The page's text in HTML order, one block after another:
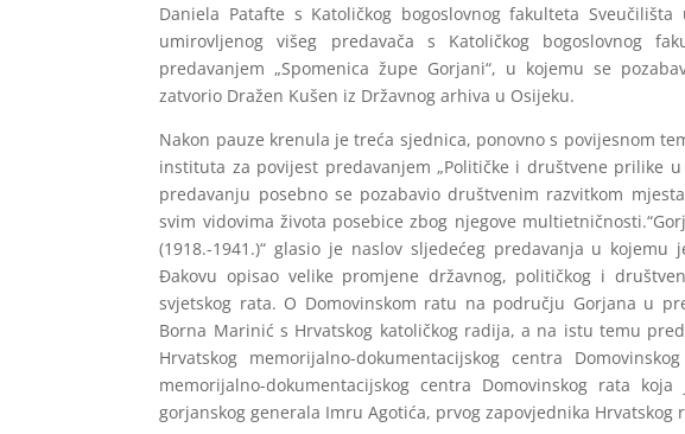
Daniela Patafte s Katoličkog bogoslovnog fakulteta
umirovljenog višeg predavača s Katoličkog bogoslovnog
predavanjem „Spomenica župe Gorjani“, u kojemu se
zatvorio Dražen Kušen iz Državnog arhiva u Osijeku.
Nakon pauze krenula je treća sjednica, ponovno s povijesnom
instituta za povijest predavanjem „Političke i društvene prilike
predavanju posebno se pozabavio društvenim razvitkom
svim vidovima života posebice zbog njegove
(1918.-1941.)“ glasio je naslov sljedećeg predavanja u
Đakovu opisao velike promjene državnog, političkog i
svjetskog rata. O Domovinskom ratu na području Gorjana u
Borna Marinić s Hrvatskog katoličkog radija, a na istu temu
Hrvatskog memorijalno-dokumentacijskog centra
memorijalno-dokumentacijskog centra Domovinskog rata
gorjanskog generala Imru Agotića, prvog zapovjednika